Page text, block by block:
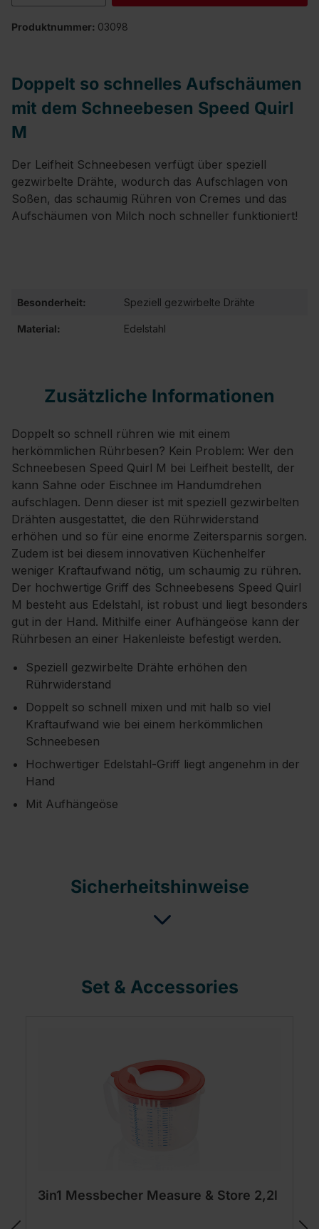
Produktnummer: 03098
Doppelt so schnelles Aufschäumen
mit dem Schneebesen Speed Quirl
M
Der Leifheit Schneebesen verfügt über speziell
gezwirbelte Drähte, wodurch das Aufschlagen von
Soßen, das schaumig Rühren von Cremes und das
Aufschäumen von Milch noch schneller funktioniert!
Besonderheit: Speziell gezwirbelte Drähte
Material: Edelstahl
Zusätzliche Informationen
Doppelt so schnell rühren wie mit einem
herkömmlichen Rührbesen? Kein Problem: Wer den
Schneebesen Speed Quirl M bei Leifheit bestellt, der
kann Sahne oder Eischnee im Handumdrehen
aufschlagen. Denn dieser ist mit speziell gezwirbelten
Drähten ausgestattet, die den Rührwiderstand
erhöhen und so für eine enorme Zeitersparnis sorgen.
Zudem ist bei diesem innovativen Küchenhelfer
weniger Kraftaufwand nötig, um schaumig zu rühren.
Der hochwertige Griff des Schneebesens Speed Quirl
M besteht aus Edelstahl, ist robust und liegt besonders
gut in der Hand. Mithilfe einer Aufhängeöse kann der
Rührbesen an einer Hakenleiste befestigt werden.
Speziell gezwirbelte Drähte erhöhen den
Rührwiderstand
Doppelt so schnell mixen und mit halb so viel
Kraftaufwand wie bei einem herkömmlichen
Schneebesen
Hochwertiger Edelstahl-Griff liegt angenehm in der
Hand
Mit Aufhängeöse
Sicherheitshinweise
Set & Accessories
3in1 Messbecher Measure & Store 2,2l